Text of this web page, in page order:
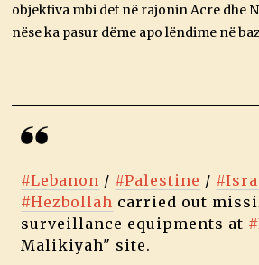
objektiva mbi det në rajonin Acre dhe
nëse ka pasur dëme apo lëndime në
#Lebanon / #Palestine /
#Hezbollah carried out
surveillance equipments at
Malikiyah" site.